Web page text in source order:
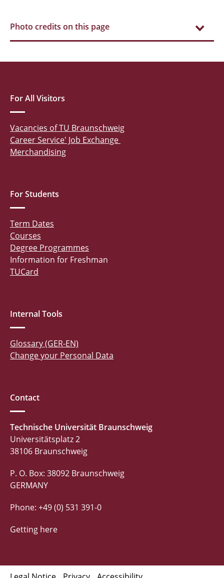
Photo credits on this page
For All Visitors
Vacancies of TU Braunschweig
Career Service' Job Exchange
Merchandising
For Students
Term Dates
Courses
Degree Programmes
Information for Freshman
TUCard
Internal Tools
Glossary (GER-EN)
Change your Personal Data
Contact
Technische Universität Braunschweig
Universitätsplatz 2
38106 Braunschweig
P. O. Box: 38092 Braunschweig
GERMANY
Phone: +49 (0) 531 391-0
Getting here